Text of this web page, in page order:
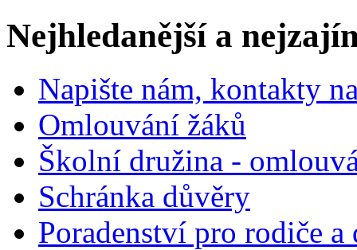
Nejhledanější a
Napište nám, kontakty
Omlouvání žáků
Školní družina -
Schránka důvěry
Poradenství pro rodiče